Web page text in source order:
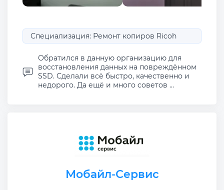
Специализация: Ремонт копиров Ricoh
Обратился в данную организацию для
восстановления данных на повреждённом
SSD. Сделали всё быстро, качественно и
недорого. Да ещё и много советов ...
Мобайл-Сервис